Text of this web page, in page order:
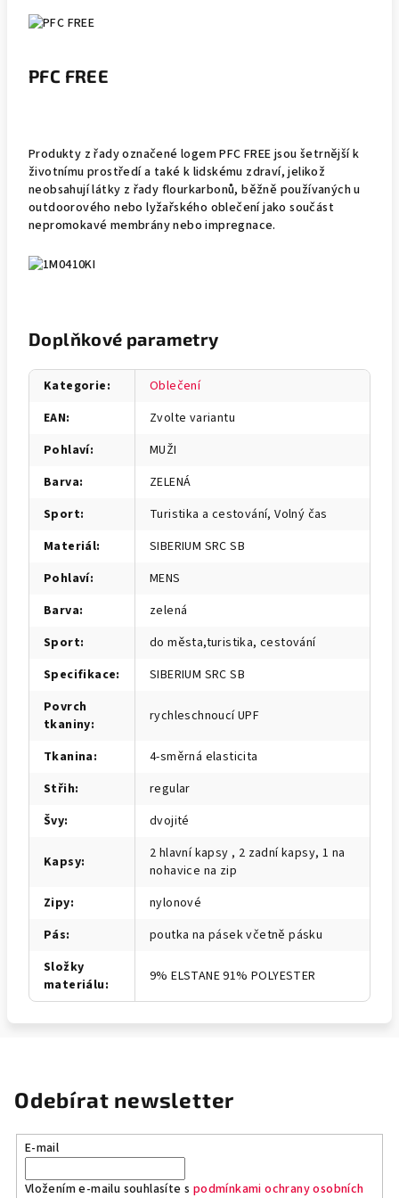
PFC FREE
Produkty z řady označené logem PFC FREE jsou šetrnější k
životnímu prostředí a také k lidskému zdraví, jelikož
neobsahují látky z řady flourkarbonů, běžně používaných u
outdoorového nebo lyžařského oblečení jako součást
nepromokavé membrány nebo impregnace.
Doplňkové parametry
Kategorie:
Oblečení
EAN:
Zvolte variantu
Pohlaví:
MUŽI
Barva:
ZELENÁ
Sport:
Turistika a cestování, Volný čas
Materiál:
SIBERIUM SRC SB
Pohlaví:
MENS
Barva:
zelená
Sport:
do města,turistika, cestování
Specifikace:
SIBERIUM SRC SB
Povrch
tkaniny: rychleschnoucí UPF
Tkanina:
4-směrná elasticita
Střih:
regular
Švy: dvojité
Kapsy:
2 hlavní kapsy , 2 zadní kapsy, 1 na
nohavice na zip
Zipy:
nylonové
Pás:
poutka na pásek včetně pásku
Složky
materiálu: 9% ELSTANE 91% POLYESTER
Odebírat newsletter
E-mail
Vložením e-mailu souhlasíte s podmínkami ochrany osobních